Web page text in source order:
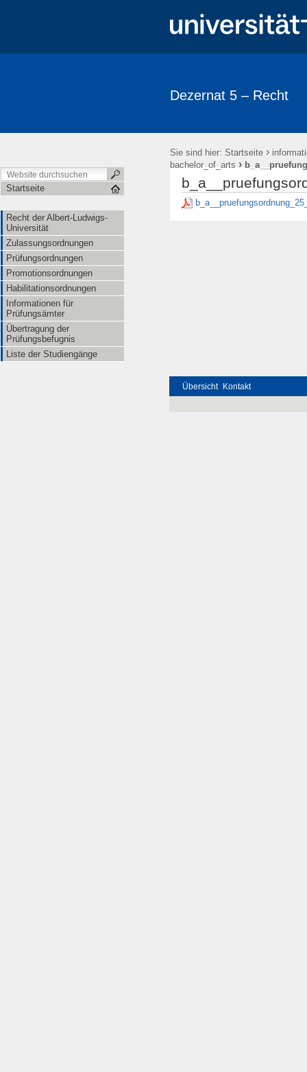
Dezernat 5 – Recht
Sie sind hier: Startseite ›
bachelor_of_arts ›
Startseite
Recht der Albert-Ludwigs-
Universität
Zulassungsordnungen
Prüfungsordnungen
Promotionsordnungen
Habilitationsordnungen
Informationen für
Prüfungsämter
Übertragung der
Prüfungsbefugnis
Liste der Studiengänge
Übersicht Kontakt